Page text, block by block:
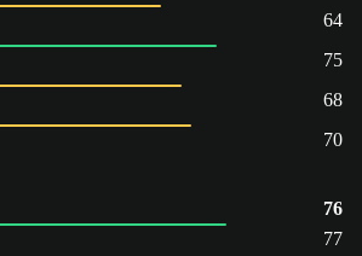
64
75
68
70
76
77